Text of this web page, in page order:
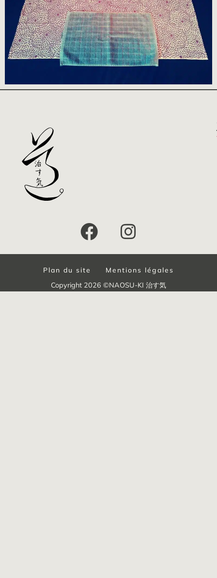
Plan du site
Mentions légales
Copyright 2026 ©NAOSU-KI 治す気